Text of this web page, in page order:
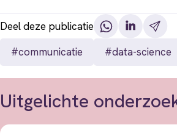
Deel deze publicatie
#communicatie
#data-science
Uitgelichte